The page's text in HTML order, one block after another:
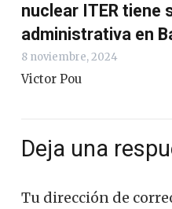
nuclear ITER tiene
administrativa en
8 noviembre, 2024
Victor Pou
Deja una
Tu dirección de